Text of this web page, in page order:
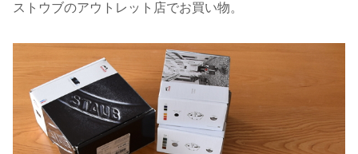
ストウブのアウトレット店でお買い物。